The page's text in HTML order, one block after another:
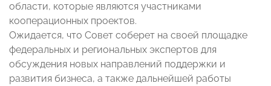
области, которые являются участниками
кооперационных проектов.
Ожидается, что Совет соберет на своей площадке
федеральных и региональных экспертов для
обсуждения новых направлений поддержки и
развития бизнеса, а также дальнейшей работы